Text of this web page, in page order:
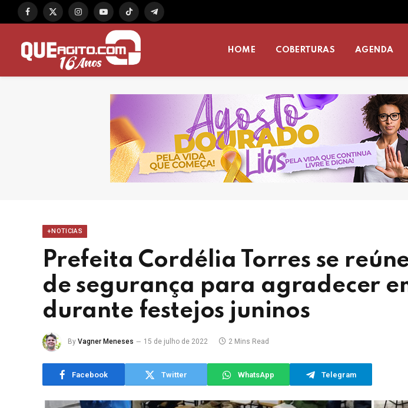
Facebook
X
InstagramYouTubeTikTok Telegram
HOME COBERTURAS AGENDA
+NOTICIAS
Prefeita Cordélia Torres se
de segurança para agradecer
durante festejos juninos
By Vagner Meneses 15 de julho de 2022 2 Mins Read
Facebook Twitter WhatsApp Telegram